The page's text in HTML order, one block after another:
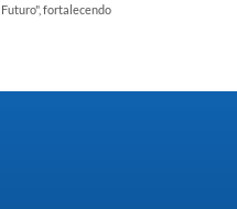
Futuro", fortalecendo